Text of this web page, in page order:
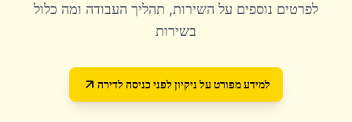
לפרטים נוספים על השירות, תהליך העבודה ומה כלול
בשירות
למידע מפורט על ניקיון לפני כניסה לדירה